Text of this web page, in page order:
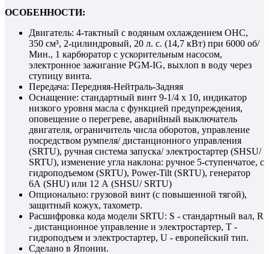
ОСОБЕННОСТИ:
Двигатель: 4-тактный с водяным охлаждением OHC,
350 см³, 2-цилиндровый, 20 л. с. (14,7 кВт) при 6000 об/
Мин., 1 карбюратор с ускорительным насосом,
электронное зажигание PGM-IG, выхлоп в воду через
ступицу винта.
Передача: Передняя-Нейтраль-Задняя
Оснащение: стандартный винт 9-1/4 x 10, индикатор
низкого уровня масла с функцией предупреждения,
оповещение о перегреве, аварийный выключатель
двигателя, ограничитель числа оборотов, управление
посредством румпеля/ дистанционного управления
(SRTU), ручная система запуска/ электростартер (SHSU/
SRTU), изменение угла наклона: ручное 5-ступенчатое, с
гидроподъемом (SRTU), Power-Tilt (SRTU), генератор
6А (SHU) или 12 А (SHSU/ SRTU)
Опционально: грузовой винт (с повышенной тягой),
защитный кожух, тахометр.
Расшифровка кода модели SRTU: S - стандартный вал, R
- дистанционное управление и электростартер, Т -
гидроподъем и электростартер, U - европейский тип.
Сделано в Японии.